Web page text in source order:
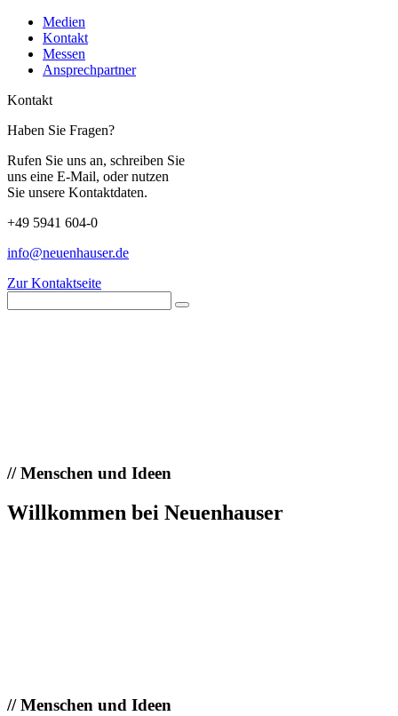
Medien
Kontakt
Messen
Ansprechpartner
Kontakt
Haben Sie Fragen?
Rufen Sie uns an, schreiben Sie
uns eine E-Mail, oder nutzen
Sie unsere Kontaktdaten.
+49 5941 604-0
info@neuenhauser.de
Zur Kontaktseite
//Menschen und Ideen
Willkommen bei Neuenhauser
//Menschen und Ideen